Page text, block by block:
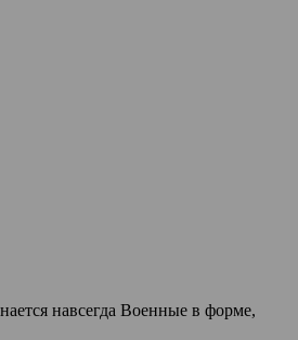
навсегда Военные в форме,